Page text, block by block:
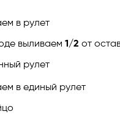
в рулет
выливаем 1/2 от
рулет
в единый рулет